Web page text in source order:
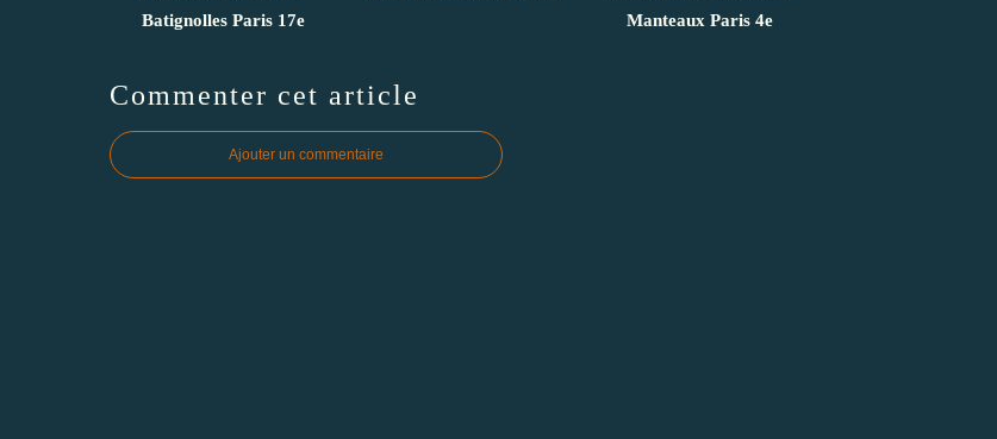
Batignolles Paris 17e
Manteaux Paris 4e
Commenter cet article
Ajouter un commentaire